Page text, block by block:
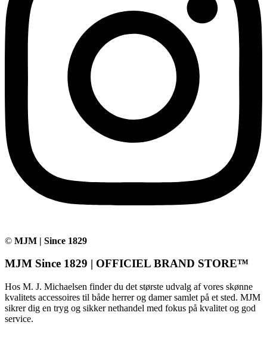
© MJM | Since 1829
MJM Since 1829 | OFFICIEL BRAND STORE™
Hos M. J. Michaelsen finder du det største udvalg af vores skønne
kvalitets accessoires til både herrer og damer samlet på et sted. MJM
sikrer dig en tryg og sikker nethandel med fokus på kvalitet og god
service.